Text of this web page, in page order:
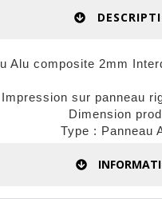
Alu composite 2mm
Impression sur panneau
Dimension
Type : Panneau